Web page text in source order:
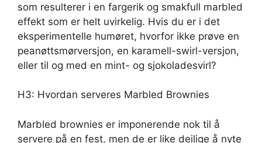
som resulterer i en fargerik og smakfull marbled
effekt som er helt uvirkelig. Hvis du er i det
eksperimentelle humøret, hvorfor ikke prøve en
peanøttsmørversjon, en karamell-swirl-versjon,
eller til og med en mint- og sjokoladesvirl?
H3: Hvordan serveres Marbled Brownies
Marbled brownies er imponerende nok til å
servere på en fest, men de er like deilige å nyte